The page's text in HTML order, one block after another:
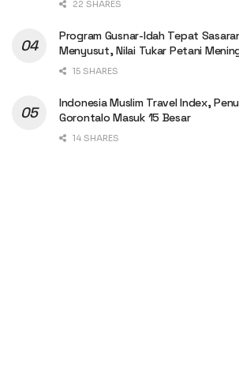
22 SHARES
Program Gusnar-Idah Tepat
Menyusut, Nilai Tukar Petani
15 SHARES
Indonesia Muslim Travel Index,
Gorontalo Masuk 15 Besar
14 SHARES